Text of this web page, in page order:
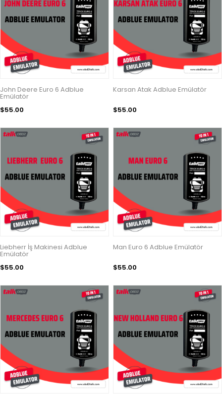
John Deere Euro 6 Adblue
Emülatör
$55.00
Karsan Atak Adblue Emülatör
$55.00
Liebherr İş Makinesi Adblue
Emülatör
$55.00
Man Euro 6 Adblue Emülatör
$55.00